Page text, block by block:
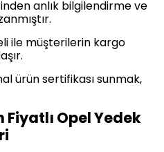
anlık bilgilendirme ve
ile müşterilerin kargo
ürün sertifikası sunmak,
Opel Yedek